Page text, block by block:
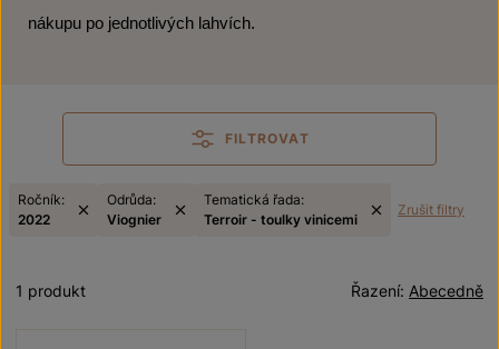
nákupu po jednotlivých lahvích.
FILTROVAT
Ročník:
2022
Odrůda:
Viognier
Tematická řada:
Terroir - toulky vinicemi
Zrušit filtry
Abecedně
Řazení:
1 produkt